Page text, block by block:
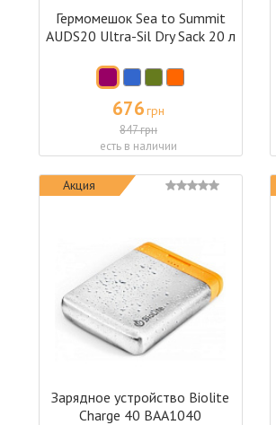
Гермомешок Sea to Summit
AUDS20 Ultra-Sil Dry Sack 20 л
676грн
847 грн
есть в наличии
Акция
Зарядное устройство Biolite
Charge 40 BAA1040